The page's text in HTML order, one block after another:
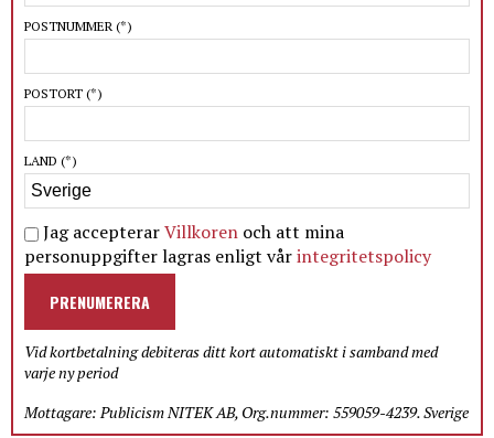
POSTNUMMER (*)
POSTORT (*)
LAND (*)
Jag accepterarVillkoren och att mina
personuppgifter lagras enligt vårintegritetspolicy
PRENUMERERA
Vid kortbetalning debiteras ditt kort automatiskt i samband med
varje ny period
Mottagare: Publicism NITEK AB, Org.nummer: 559059-4239. Sverige